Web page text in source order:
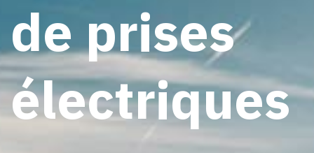
de prises
électriques